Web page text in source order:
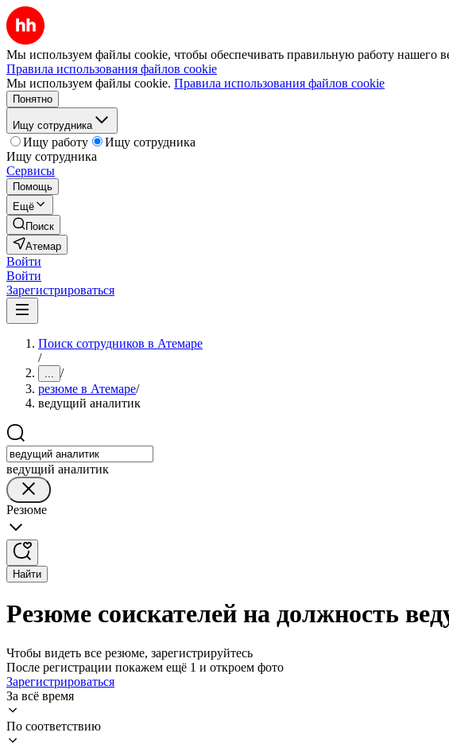
Мы используем файлы cookie, чтобы обеспечивать правильную работу нашего
Правила использования файлов cookie
Мы используем файлы cookie. Правила использования файлов cookie
Понятно
Ищу сотрудника
Ищу работу
Ищу сотрудника
Ищу сотрудника
Сервисы
Помощь
Ещё
Поиск
Атемар
Войти
Войти
Зарегистрироваться
Поиск сотрудников в Атемаре
/
... /
резюме в Атемаре/
ведущий аналитик
ведущий аналитик
Резюме
Найти
Резюме соискателей на должность
Чтобы видеть все резюме, зарегистрируйтесь
После регистрации покажем ещё 1 и откроем фото
Зарегистрироваться
За всё время
По соответствию